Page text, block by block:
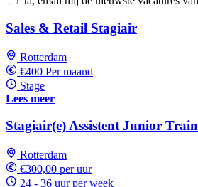
Sales & Retail Stagiair
Rotterdam
€400 Per maand
Stage
Lees meer
Stagiair(e) Assistent Junior
Rotterdam
€300,00 per uur
24 - 36 uur per week